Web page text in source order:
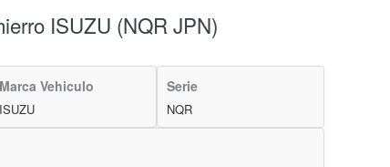
ISUZU (NQR JPN)
Marca Vehiculo
ISUZU
Serie
NQR